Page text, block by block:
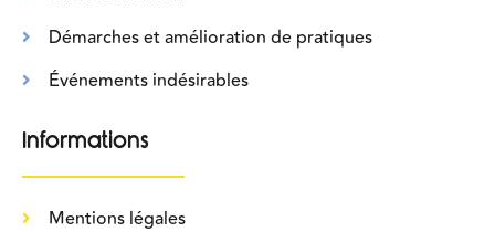
Démarches et amélioration de pratiques
Événements indésirables
Informations
Mentions légales